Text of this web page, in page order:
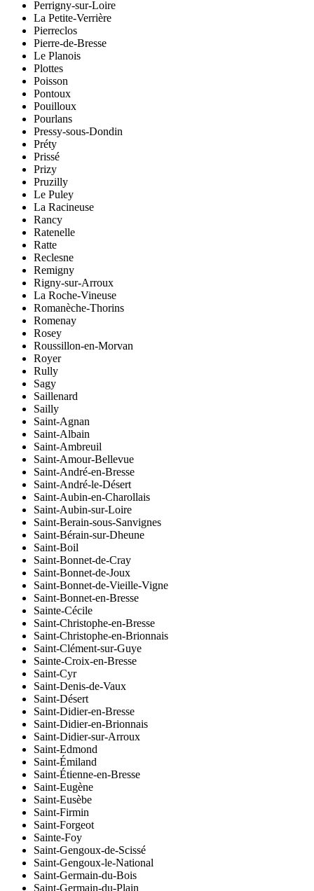
Perrigny-sur-Loire
La Petite-Verrière
Pierreclos
Pierre-de-Bresse
Le Planois
Plottes
Poisson
Pontoux
Pouilloux
Pourlans
Pressy-sous-Dondin
Préty
Prissé
Prizy
Pruzilly
Le Puley
La Racineuse
Rancy
Ratenelle
Ratte
Reclesne
Remigny
Rigny-sur-Arroux
La Roche-Vineuse
Romanèche-Thorins
Romenay
Rosey
Roussillon-en-Morvan
Royer
Rully
Sagy
Saillenard
Sailly
Saint-Agnan
Saint-Albain
Saint-Ambreuil
Saint-Amour-Bellevue
Saint-André-en-Bresse
Saint-André-le-Désert
Saint-Aubin-en-Charollais
Saint-Aubin-sur-Loire
Saint-Berain-sous-Sanvignes
Saint-Bérain-sur-Dheune
Saint-Boil
Saint-Bonnet-de-Cray
Saint-Bonnet-de-Joux
Saint-Bonnet-de-Vieille-Vigne
Saint-Bonnet-en-Bresse
Sainte-Cécile
Saint-Christophe-en-Bresse
Saint-Christophe-en-Brionnais
Saint-Clément-sur-Guye
Sainte-Croix-en-Bresse
Saint-Cyr
Saint-Denis-de-Vaux
Saint-Désert
Saint-Didier-en-Bresse
Saint-Didier-en-Brionnais
Saint-Didier-sur-Arroux
Saint-Edmond
Saint-Émiland
Saint-Étienne-en-Bresse
Saint-Eugène
Saint-Eusèbe
Saint-Firmin
Saint-Forgeot
Sainte-Foy
Saint-Gengoux-de-Scissé
Saint-Gengoux-le-National
Saint-Germain-du-Bois
Saint-Germain-du-Plain